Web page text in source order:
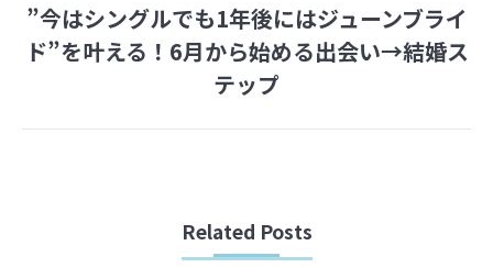
Next
post:
”今はシングルでも1年後にはジューンブライ
ド”を叶える！6月から始める出会い→結婚ス
テップ
Related Posts